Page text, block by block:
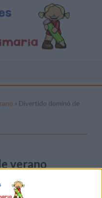
» Divertido dominó de
verano
descargar el